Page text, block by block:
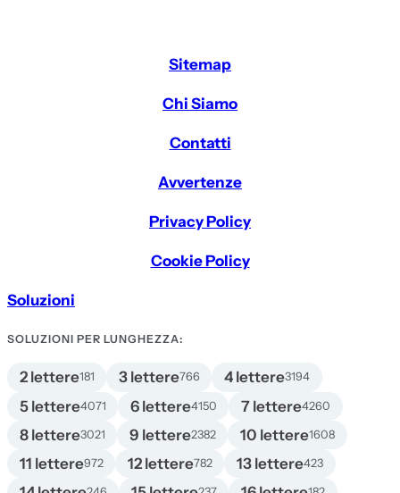
Sitemap
Chi Siamo
Contatti
Avvertenze
Privacy Policy
Cookie Policy
Soluzioni
SOLUZIONI PER LUNGHEZZA:
2 lettere181 3 lettere766 4 lettere3194
5 lettere4071 6 lettere4150 7 lettere4260
8 lettere3021 9 lettere2382 10 lettere1608
11 lettere972 12 lettere782 13 lettere423